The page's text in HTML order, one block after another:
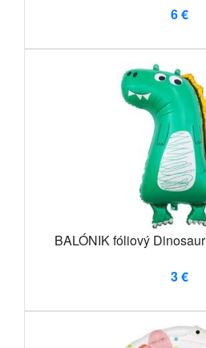
6 €
BALÓNIK fóliový
3 €